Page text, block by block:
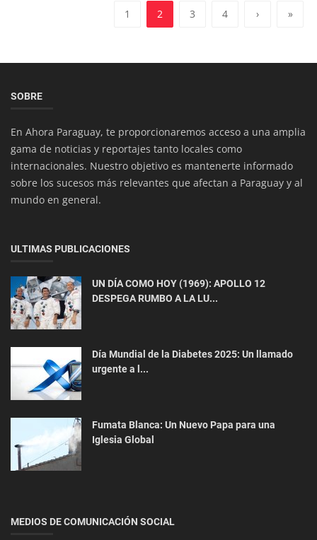
1 2 3 4 › »
SOBRE
En Ahora Paraguay, te proporcionaremos acceso a una amplia
gama de noticias y reportajes tanto locales como
internacionales. Nuestro objetivo es mantenerte informado
sobre los sucesos más relevantes que afectan a Paraguay y al
mundo en general.
ULTIMAS PUBLICACIONES
UN DÍA COMO HOY (1969): APOLLO 12
DESPEGA RUMBO A LA LU...
Día Mundial de la Diabetes 2025: Un llamado
urgente a l...
Fumata Blanca: Un Nuevo Papa para una
Iglesia Global
MEDIOS DE COMUNICACIÓN SOCIAL